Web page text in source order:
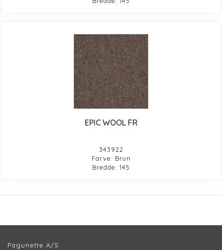
EPIC WOOL FR
343922
Farve: Brun
Bredde: 145
Pagunette A/S